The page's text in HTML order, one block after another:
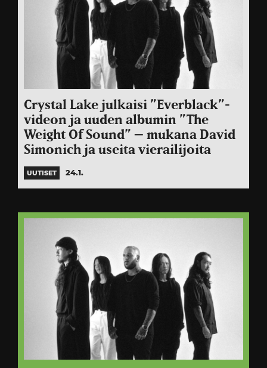
Crystal Lake julkaisi ”Everblack”-
videon ja uuden albumin ”The
Weight Of Sound” – mukana David
Simonich ja useita vierailijoita
UUTISET 24.1.